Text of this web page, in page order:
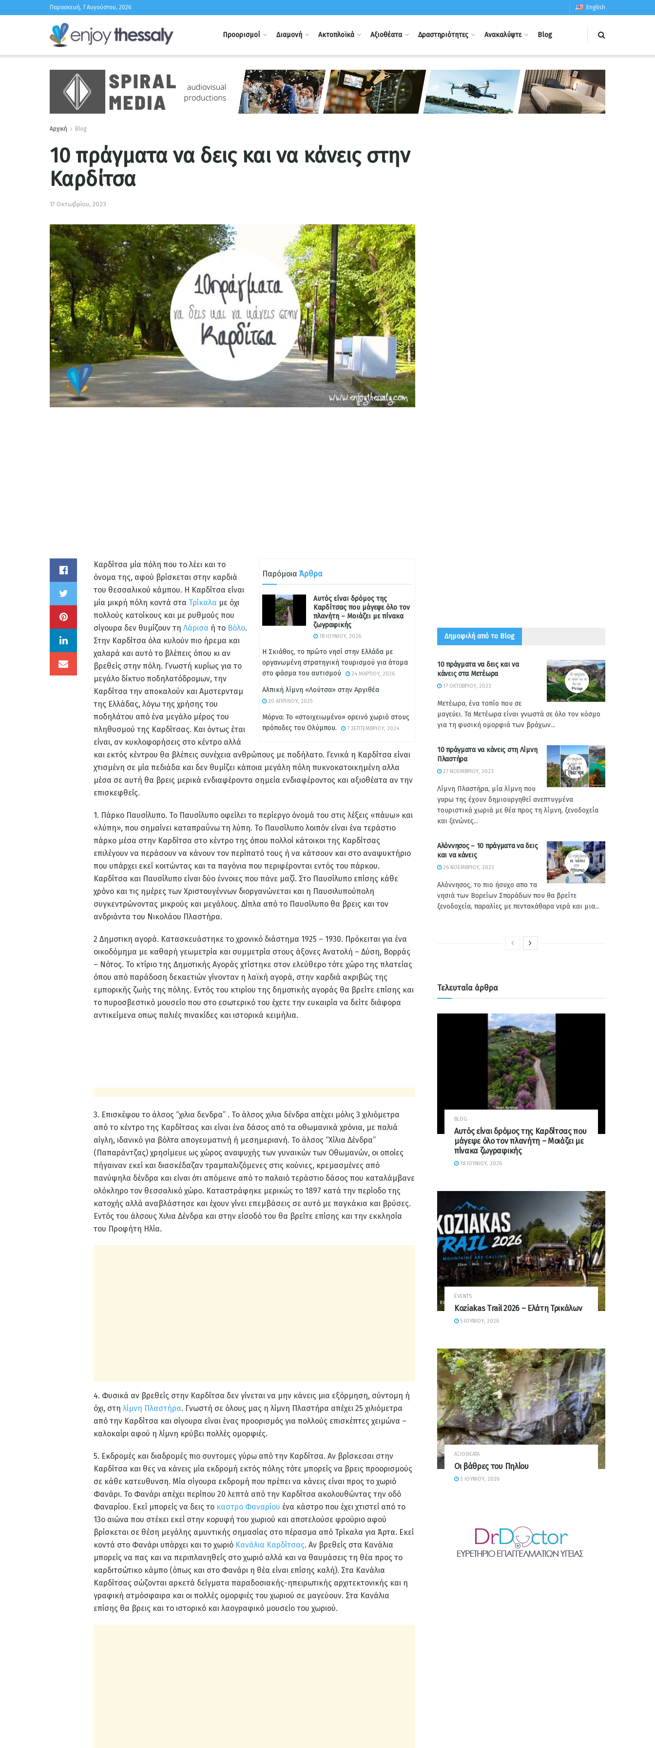
Παρασκευή, 7 Αυγούστου, 2026 English
Προορισμοί Διαμονή Ακτοπλοϊκά Αξιοθέατα Δραστηριότητες Ανακαλύψτε Blog
Αρχική Blog
10 πράγματα να δεις και να κάνεις στην
Καρδίτσα
17 Οκτωβρίου, 2023
Παρόμοια Άρθρα
Αυτός είναι δρόμος της
Καρδίτσας που μάγεψε όλο τον
πλανήτη – Μοιάζει με πίνακα
ζωγραφικής
18 ΙΟΥΝΊΟΥ, 2026
Η Σκιάθος, το πρώτο νησί στην Ελλάδα με
οργανωμένη στρατηγική τουρισμού για άτομα
στο φάσμα του αυτισμού
24 ΜΑΡΤΊΟΥ, 2026
Αλπική λίμνη «Λούτσα» στην Αργιθέα
20 ΑΠΡΙΛΊΟΥ, 2025
Μόρνα: Το «στοιχειωμένο» ορεινό χωριό στους
πρόποδες του Ολύμπου.
7 ΣΕΠΤΕΜΒΡΊΟΥ, 2024
Καρδίτσα μία πόλη που το λέει και το
όνομα της, αφού βρίσκεται στην καρδιά
του θεσσαλικού κάμπου. Η Καρδίτσα είναι
μία μικρή πόλη κοντά στα Τρίκαλα με όχι
πολλούς κατοίκους και με ρυθμούς που
σίγουρα δεν θυμίζουν τη Λάρισα ή το Βόλο.
Στην Καρδίτσα όλα κυλούν πιο ήρεμα και
χαλαρά και αυτό το βλέπεις όπου κι αν
βρεθείς στην πόλη. Γνωστή κυρίως για το
μεγάλο δίκτυο ποδηλατόδρομων, την
Καρδίτσα την αποκαλούν και Αμστερνταμ
της Ελλάδας, λόγω της χρήσης του
ποδηλάτου από ένα μεγάλο μέρος του
πληθυσμού της Καρδίτσας. Και όντως έται
είναι, αν κυκλοφορήσεις στο κέντρο αλλά
και εκτός κέντρου θα βλέπεις συνέχεια ανθρώπους με ποδήλατο. Γενικά η Καρδίτσα είναι
χτισμένη σε μία πεδιάδα και δεν θυμίζει κάποια μεγάλη πόλη πυκνοκατοικημένη αλλα
μέσα σε αυτή θα βρεις μερικά ενδιαφέροντα σημεία ενδιαφέροντος και αξιοθέατα αν την
επισκεφθείς.
1. Πάρκο Παυσίλυπο. Το Παυσίλυπο οφείλει το περίεργο όνομά του στις λέξεις «πάυω» και
«λύπη», που σημαίνει καταπραΰνω τη λύπη. Το Παυσίλυπο λοιπόν είναι ένα τεράστιο
πάρκο μέσα στην Καρδίτσα στο κέντρο της όπου πολλοί κάτοικοι της Καρδίτσας
επιλέγουν να περάσουν να κάνουν τον περίπατό τους ή να κάτσουν και στο αναψυκτήριο
που υπάρχει εκεί κοιτώντας και τα παγόνια που περιφέρονται εντός του πάρκου.
Καρδίτσα και Παυσίλυπο είναι δύο έννοιες που πάνε μαζί. Στο Παυσίλυπο επίσης κάθε
χρόνο και τις ημέρες των Χριστουγέννων διοργανώνεται και η Παυσιλυπούπολη
συγκεντρώνοντας μικρούς και μεγάλους. Δίπλα από το Παυσίλυπο θα βρεις και τον
ανδριάντα του Νικολάου Πλαστήρα.
2 Δημοτικη αγορά. Κατασκευάστηκε το χρονικό διάστημα 1925 – 1930. Πρόκειται για ένα
οικοδόμημα με καθαρή γεωμετρία και συμμετρία στους άξονες Ανατολή – Δύση, Βορράς
– Νότος. Το κτίριο της Δημοτικής Αγοράς χτίστηκε στον ελεύθερο τότε χώρο της πλατείας
όπου από παράδοση δεκαετιών γίνονταν η λαϊκή αγορά, στην καρδιά ακριβώς της
εμπορικής ζωής της πόλης. Εντός του κτιρίου της δημοτικής αγοράς θα βρείτε επίσης και
το πυροσβεστικό μουσείο που στο εσωτερικό του έχετε την ευκαιρία να δείτε διάφορα
αντικείμενα οπως παλιές πινακίδες και ιστορικά κειμήλια.
3. Επισκέψου το άλσος “χιλια δενδρα” . Το άλσος χιλια δένδρα απέχει μόλις 3 χιλιόμετρα
από το κέντρο της Καρδίτσας και είναι ένα δάσος από τα οθωμανικά χρόνια, με παλιά
αίγλη, ιδανικό για βόλτα απογευματινή ή μεσημεριανή. Το άλσος “Χίλια Δένδρα”
(Παπαράντζας) χρησίμευε ως χώρος αναψυχής των γυναικών των Οθωμανών, οι οποίες
πήγαιναν εκεί και διασκέδαζαν τραμπαλιζόμενες στις κούνιες, κρεμασμένες από
πανύψηλα δένδρα και είναι ότι απόμεινε από το παλαιό τεράστιο δάσος που καταλάμβανε
ολόκληρο τον θεσσαλικό χώρο. Καταστράφηκε μερικώς το 1897 κατά την περίοδο της
κατοχής αλλά αναβλάστησε και έχουν γίνει επεμβάσεις σε αυτό με παγκάκια και βρύσες.
Εντός του άλσους Χιλια Δένδρα και στην είσοδό του θα βρείτε επίσης και την εκκλησία
του Προφήτη Ηλία.
4. Φυσικά αν βρεθείς στην Καρδίτσα δεν γίνεται να μην κάνεις μια εξόρμηση, σύντομη ή
όχι, στη λίμνη Πλαστήρα. Γνωστή σε όλους μας η λίμνη Πλαστήρα απέχει 25 χιλιόμετρα
από την Καρδίτσα και σίγουρα είναι ένας προορισμός για πολλούς επισκέπτες χειμώνα –
καλοκαίρι αφού η λίμνη κρύβει πολλές ομορφιές.
5. Εκδρομές και διαδρομές πιο συντομες γύρω από την Καρδίτσα. Αν βρίσκεσαι στην
Καρδίτσα και θες να κάνεις μία εκδρομή εκτός πόλης τότε μπορείς να βρεις προορισμούς
σε κάθε κατευθυνση. Μία σίγουρα εκδρομή που πρέπει να κάνεις είναι προς το χωριό
Φανάρι. Το Φανάρι απέχει περίπου 20 λεπτά από την Καρδίτσα ακολουθώντας την οδό
Φαναρίου. Εκεί μπορείς να δεις το καστρο Φαναρίου ένα κάστρο που έχει χτιστεί από το
13ο αιώνα που στέκει εκεί στην κορυφή του χωριού και αποτελούσε φρούριο αφού
βρίσκεται σε θέση μεγάλης αμυντικής σημασίας στο πέρασμα από Τρίκαλα για Άρτα. Εκεί
κοντά στο Φανάρι υπάρχει και το χωριό Κανάλια Καρδίτσας. Αν βρεθείς στα Κανάλια
μπορείς να πας και να περιπλανηθείς στο χωριό αλλά και να θαυμάσεις τη θέα προς το
καρδιτσώτικο κάμπο (όπως και στο Φανάρι η θέα είναι επίσης καλή). Στα Κανάλια
Καρδίτσας σώζονται αρκετά δείγματα παραδοσιακής-ηπειρωτικής αρχιτεκτονικής και η
γραφική ατμόσφαιρα και οι πολλές ομορφιές του χωριού σε μαγεύουν. Στα Κανάλια
επίσης θα βρεις και το ιστορικό και λαογραφικό μουσείο του χωριού.
Δημοφιλή από το Blog
10 πράγματα να δεις και να
κάνεις στα Μετέωρα
17 ΟΚΤΩΒΡΊΟΥ, 2023
Μετέωρα, ένα τοπίο που σε
μαγεύει. Τα Μετέωρα είναι γνωστά σε όλο τον κόσμο
για τη φυσική ομορφιά των βράχων...
10 πράγματα να κάνεις στη Λίμνη
Πλαστήρα
27 ΝΟΕΜΒΡΊΟΥ, 2023
Λίμνη Πλαστήρα, μία λίμνη που
γυρω της έχουν δημιουργηθεί ανεπτυγμένα
τουριστικά χωριά με θέα προς τη λίμνη, ξενοδοχεία
και ξενώνες...
Αλόννησος – 10 πράγματα να δεις
και να κάνεις
26 ΝΟΕΜΒΡΊΟΥ, 2023
Αλόννησος, το πιο ήσυχο απο τα
νησιά των Βορείων Σποράδων που θα βρείτε
ξενοδοχεία, παραλίες με πεντακάθαρα νερά και μια...
Τελευταία άρθρα
BLOG
Αυτός είναι δρόμος της Καρδίτσας που
μάγεψε όλο τον πλανήτη – Μοιάζει με
πίνακα ζωγραφικής
18 ΙΟΥΝΊΟΥ, 2026
EVENTS
Koziakas Trail 2026 – Ελάτη Τρικάλων
5 ΙΟΥΝΊΟΥ, 2026
ΑΞΙΟΘΈΑΤΑ
Οι βάθρες του Πηλίου
3 ΙΟΥΝΊΟΥ, 2026